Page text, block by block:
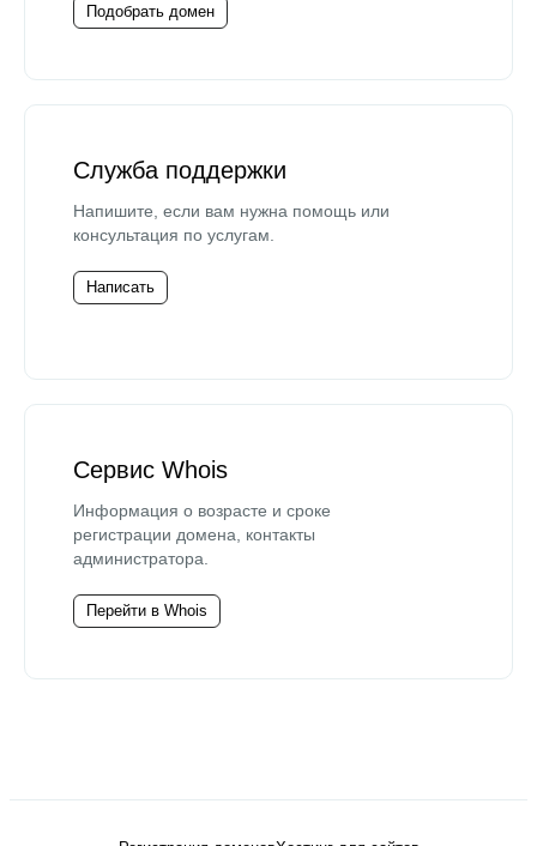
Подобрать домен
Служба поддержки
Напишите, если вам нужна помощь или
консультация по услугам.
Написать
Сервис Whois
Информация о возрасте и сроке
регистрации домена, контакты
администратора.
Перейти в Whois